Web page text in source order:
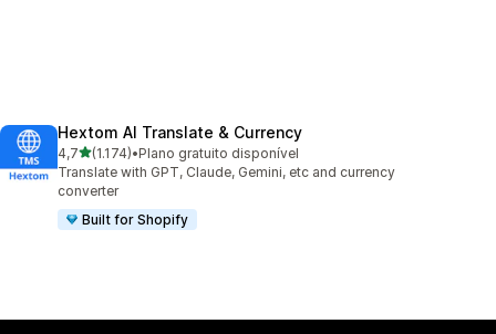
Hextom AI Translate & Currency
4,7de 5 estrelas
(1.174)
1174 total de avaliações
•Plano gratuito disponível
Translate with GPT, Claude, Gemini, etc and currency
converter
Built for Shopify